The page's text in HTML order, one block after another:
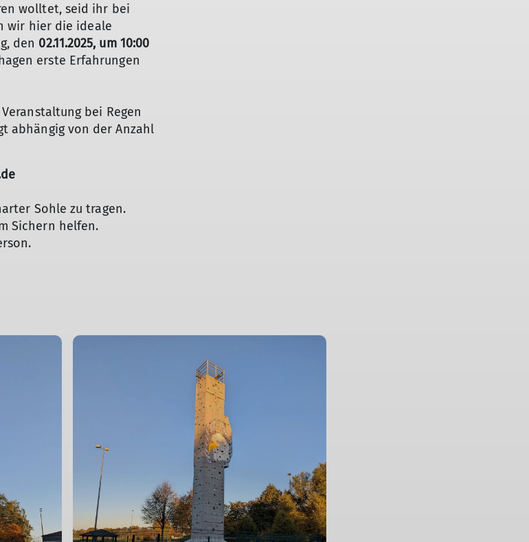
wolltet, seid ihr bei
wir hier die ideale
den 02.11.2025, um 10:00
erste Erfahrungen
bei Regen
abhängig von der Anzahl
Sohle zu tragen.
Sichern helfen.